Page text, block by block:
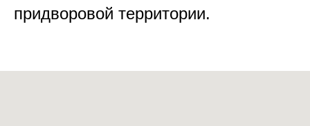
придворовой территории.